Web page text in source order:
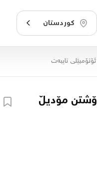
کوردستان
ئۆتۆمبێلی تایبه‌ت
مۆدیڵ